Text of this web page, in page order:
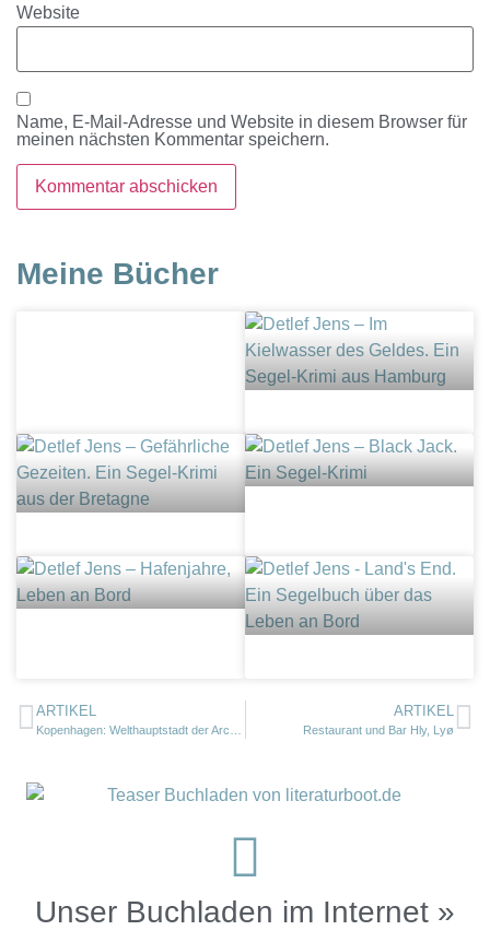
Website
Name, E-Mail-Adresse und Website in diesem Browser für
meinen nächsten Kommentar speichern.
Meine Bücher
ARTIKEL ARTIKEL
Restaurant und Bar Hly, Lyø
Unser Buchladen im Internet »